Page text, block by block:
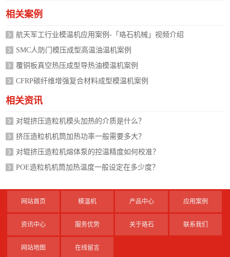
相关案例
航天军工行业模温机应用案例-「珞石机械」视频介绍
SMC人防门模压成型高温油温机案例
覆铜板真空热压成型导热油模温机案例
CFRP碳纤维增强复合材料成型模温机案例
相关资讯
对辊挤压造粒机模头加热的介质是什么？
挤压造粒机机筒加热功率一般需要多大？
对辊挤压造粒机熔体泵的控温精度如何校准？
POE造粒机机筒加热温度一般设定在多少度？
网站首页 模温机 产品中心 应用案例
资讯中心 服务优势 关于珞石 联系我们
网站地图 在线留言